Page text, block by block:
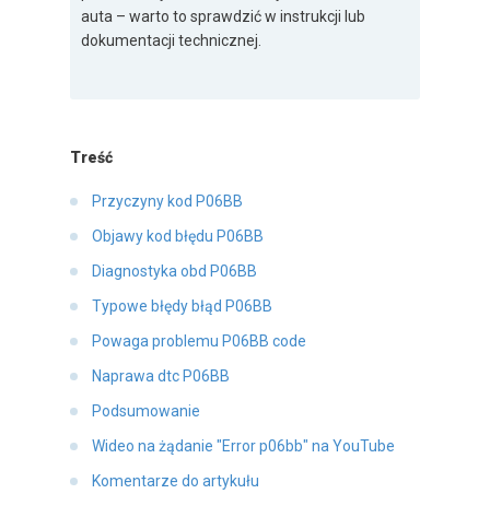
auta – warto to sprawdzić w instrukcji lub
dokumentacji technicznej.
Treść
Przyczyny kod P06BB
Objawy kod błędu P06BB
Diagnostyka obd P06BB
Typowe błędy błąd P06BB
Powaga problemu P06BB code
Naprawa dtc P06BB
Podsumowanie
Wideo na żądanie "Error p06bb" na YouTube
Komentarze do artykułu